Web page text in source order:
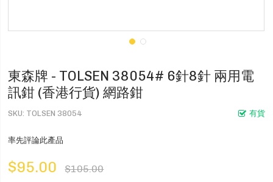
東森牌 - TOLSEN 38054# 6針8針 兩用電
訊鉗 (香港行貨) 網路鉗
有貨
SKU TOLSEN 38054
率先評論此產品
$95.00 $105.00